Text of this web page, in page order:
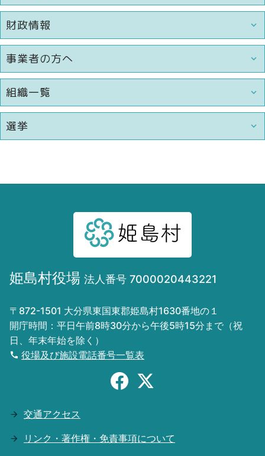
財政情報
事業者の方へ
組織一覧
選挙
姫島村役場 法人番号 7000020443221
〒872-1501 大分県東国東郡姫島村1630番地の１
開庁時間：平日午前8時30分から午後5時15分まで（祝
日、年末年始を除く）
役場及び施設電話番号一覧表
交通アクセス
リンク・著作権・免責事項について